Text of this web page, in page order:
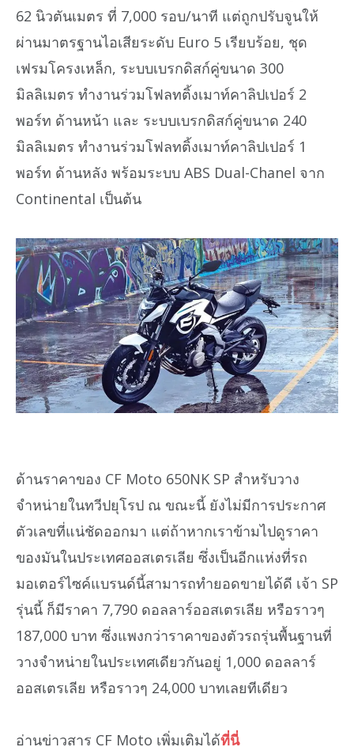
62 นิวตันเมตร ที่ 7,000 รอบ/นาที แต่ถูกปรับจูนให้
ผ่านมาตรฐานไอเสียระดับ Euro 5 เรียบร้อย, ชุด
เฟรมโครงเหล็ก, ระบบเบรกดิสก์คู่ขนาด 300
มิลลิเมตร ทำงานร่วมโฟลทติ้งเมาท์คาลิปเปอร์ 2
พอร์ท ด้านหน้า และ ระบบเบรกดิสก์คู่ขนาด 240
มิลลิเมตร ทำงานร่วมโฟลทติ้งเมาท์คาลิปเปอร์ 1
พอร์ท ด้านหลัง พร้อมระบบ ABS Dual-Chanel จาก
Continental เป็นต้น
ด้านราคาของ CF Moto 650NK SP สำหรับวาง
จำหน่ายในทวีปยุโรป ณ ขณะนี้ ยังไม่มีการประกาศ
ตัวเลขที่แน่ชัดออกมา แต่ถ้าหากเราข้ามไปดูราคา
ของมันในประเทศออสเตรเลีย ซึ่งเป็นอีกแห่งที่รถ
มอเตอร์ไซค์แบรนด์นี้สามารถทำยอดขายได้ดี เจ้า SP
รุ่นนี้ ก็มีราคา 7,790 ดอลลาร์ออสเตรเลีย หรือราวๆ
187,000 บาท ซึ่งแพงกว่าราคาของตัวรถรุ่นพื้นฐานที่
วางจำหน่ายในประเทศเดียวกันอยู่ 1,000 ดอลลาร์
ออสเตรเลีย หรือราวๆ 24,000 บาทเลยทีเดียว
อ่านข่าวสาร CF Moto เพิ่มเติมได้ที่นี่